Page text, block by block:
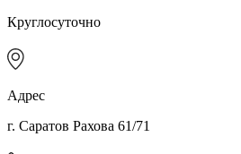
Круглосуточно
Адрес
г. Саратов Рахова 61/71